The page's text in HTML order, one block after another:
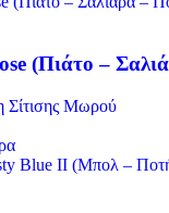
(Πιάτο –
Σίτισης Μωρού